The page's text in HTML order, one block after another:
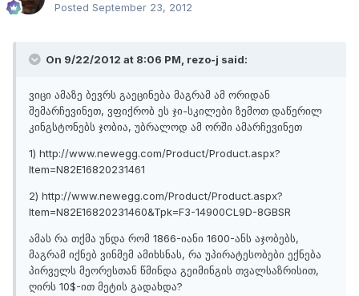
Posted September 23, 2012
On 9/22/2012 at 8:06 PM, rezo-j said:
ვიცი ამაზე ბევრს გაეცინება მაგრამ ამ ორიდან
შემარჩევინეთ, ვფიქრობ ეს ჯი-სკილები ზემოთ დაწერილ
კინგსტონებს ჯობია, უბრალოდ ამ ორში ამარჩევინეთ
1) http://www.newegg.com/Product/Product.aspx?
Item=N82E16820231461
2) http://www.newegg.com/Product/Product.aspx?
Item=N82E16820231460&Tpk=F3-14900CL9D-8GBSR
ამას რა თქმა უნდა რომ 1866-იანი 1600-ანს აჯობებს,
მაგრამ იქნებ ვინმემ ამიხსნას, რა უპირატესობები ექნება
პირველს მეორესთან წმინდა გეიმინგის თვალსაზრისით,
ღირს 10$-ით მეტის გადახდა?